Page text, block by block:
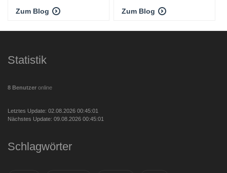
Zum Blog Zum Blog
Statistik
8 Benutzer online
Letztes Update: 02.08.2026 00:45:01
Nächstes Update: 09.08.2026 00:45:01
Schlagwörter